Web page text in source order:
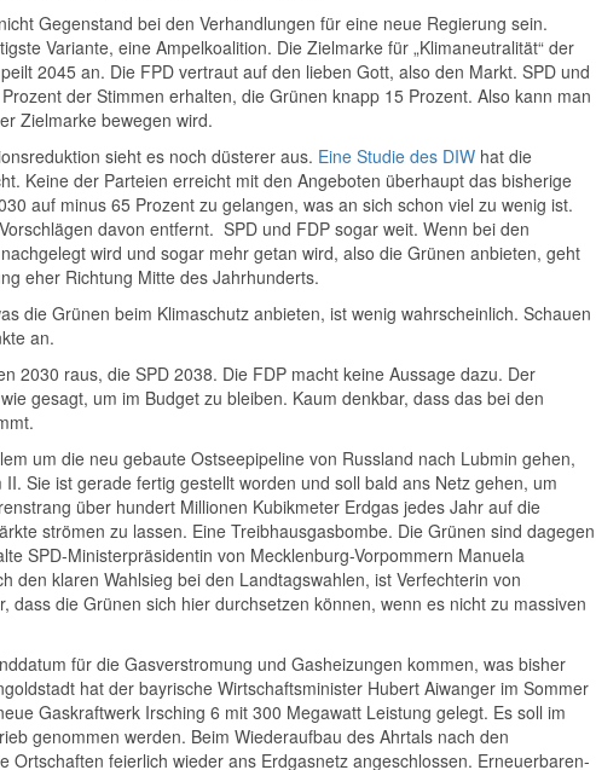
Gegenstand bei den Verhandlungen für eine neue Regierung sein.
Variante, eine Ampelkoalition. Die Zielmarke für „Klimaneutralität“ der
2045 an. Die FPD vertraut auf den lieben Gott, also den Markt. SPD und
der Stimmen erhalten, die Grünen knapp 15 Prozent. Also kann man
Zielmarke bewegen wird.
sieht es noch düsterer aus. Eine Studie des DIW hat die
Keine der Parteien erreicht mit den Angeboten überhaupt das bisherige
auf minus 65 Prozent zu gelangen, was an sich schon viel zu wenig ist.
davon entfernt. SPD und FDP sogar weit. Wenn bei den
wird und sogar mehr getan wird, also die Grünen anbieten, geht
eher Richtung Mitte des Jahrhunderts.
die Grünen beim Klimaschutz anbieten, ist wenig wahrscheinlich. Schauen
an.
2030 raus, die SPD 2038. Die FDP macht keine Aussage dazu. Der
gesagt, um im Budget zu bleiben. Kaum denkbar, dass das bei den
um die neu gebaute Ostseepipeline von Russland nach Lubmin gehen,
Sie ist gerade fertig gestellt worden und soll bald ans Netz gehen, um
über hundert Millionen Kubikmeter Erdgas jedes Jahr auf die
strömen zu lassen. Eine Treibhausgasbombe. Die Grünen sind
SPD-Ministerpräsidentin von Mecklenburg-Vorpommern Manuela
den klaren Wahlsieg bei den Landtagswahlen, ist Verfechterin von
dass die Grünen sich hier durchsetzen können, wenn es nicht zu massiven
für die Gasverstromung und Gasheizungen kommen, was bisher
hat der bayrische Wirtschaftsminister Hubert Aiwanger im Sommer
Gaskraftwerk Irsching 6 mit 300 Megawatt Leistung gelegt. Es soll im
genommen werden. Beim Wiederaufbau des Ahrtals nach den
Ortschaften feierlich wieder ans Erdgasnetz angeschlossen. Erneuerbaren-